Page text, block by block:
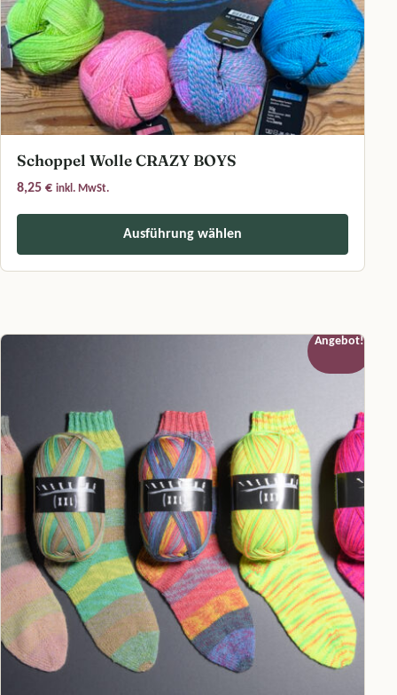
Schoppel Wolle CRAZY BOYS
8,25 € inkl. MwSt.
Ausführung wählen
Angebot!